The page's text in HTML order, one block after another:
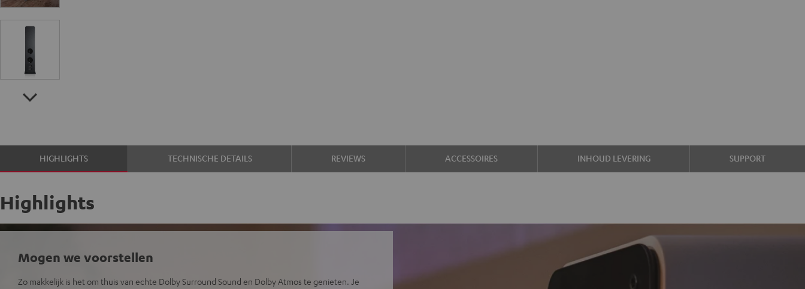
HIGHLIGHTS TECHNISCHE DETAILS REVIEWS ACCESSOIRES INHOUD LEVERING SUPPORT
Highlights
Mogen we voorstellen
Zo makkelijk is het om thuis van echte Dolby Surround Sound en Dolby Atmos te genieten. Je